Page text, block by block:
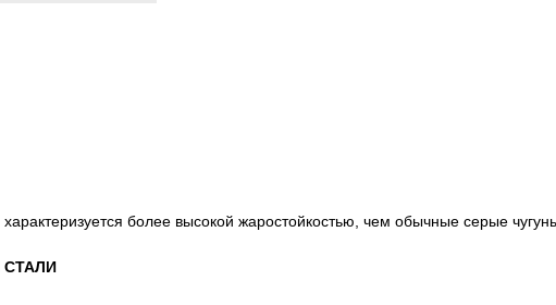
более высокой жаростойкостью, чем обычные серые